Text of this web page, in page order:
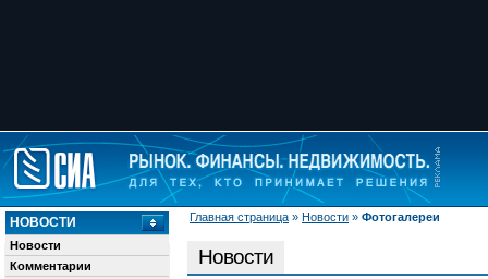
Главная страница » Новости » Фотогалереи
НОВОСТИ
Новости
Комментарии
Новости